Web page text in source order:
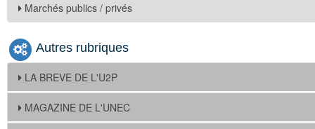
Marchés publics / privés
Autres rubriques
LA BREVE DE L'U2P
MAGAZINE DE L'UNEC